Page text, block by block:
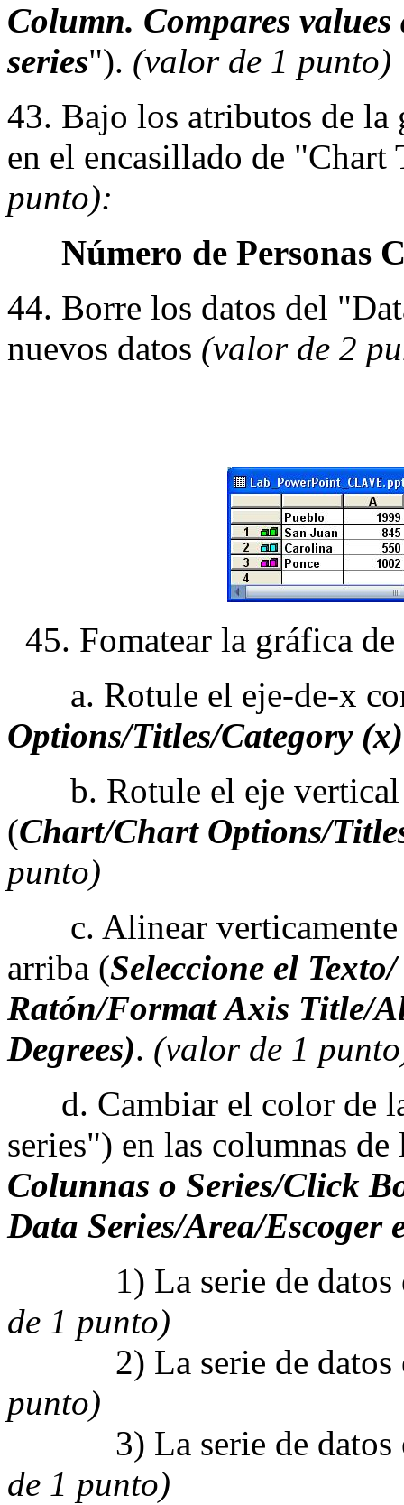
Column. Compares values
series"). (valor de 1 punto)
43. Bajo los atributos de
en el encasillado de
punto):
Número de Personas
44. Borre los datos del
nuevos datos (valor de 2
45. Fomatear la gráfica
a. Rotule el eje-de-x
Options/Titles/Category
b. Rotule el eje
(Chart/Chart Options/
punto)
c. Alinear verticamente
arriba (Seleccione el Texto/
Ratón/Format Axis Title/
Degrees). (valor de 1
d. Cambiar el color de
series") en las columnas
Colunnas o Series/Click
Data Series/Area/Escoger
1) La serie de datos
de 1 punto)
2) La serie de datos
punto)
3) La serie de datos
de 1 punto)